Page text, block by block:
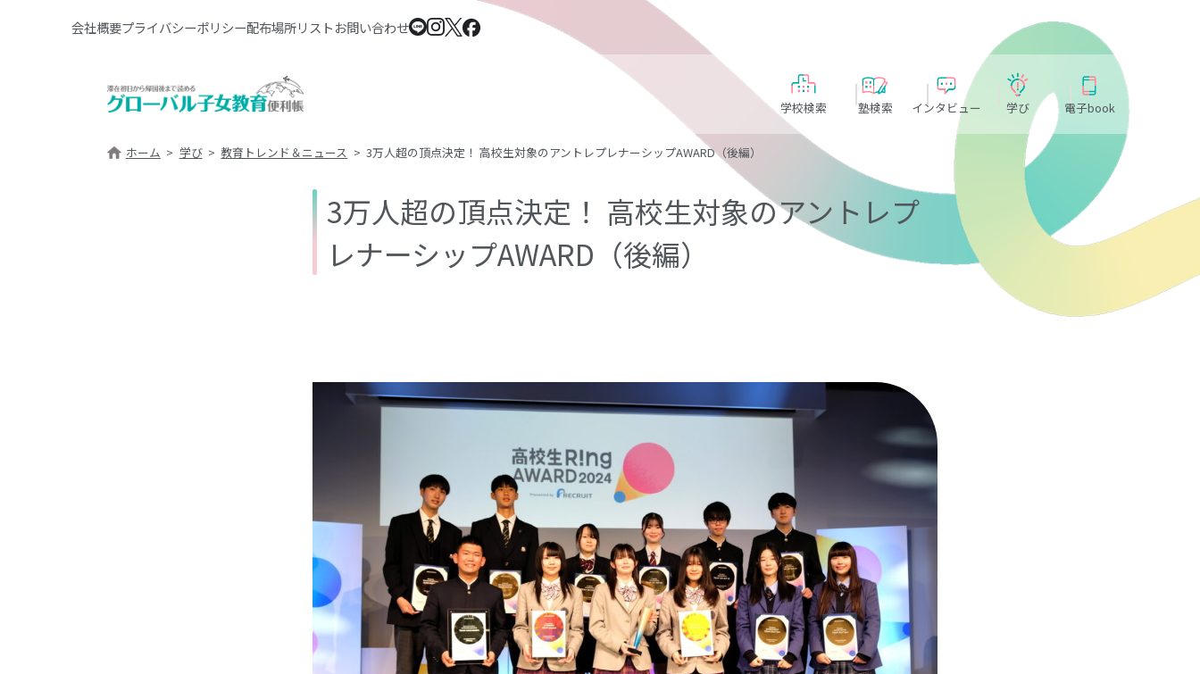
会社概要プライバシーポリシー配布場所リストお問い合わせ
学校検索 塾検索 インタビュー 学び 電子book
ホーム 学び 教育トレンド＆ニュース 3万人超の頂点決定！ 高校生対象のアントレプレナーシップAWARD（後編）
3万人超の頂点決定！ 高校生対象のアントレプ
レナーシップAWARD（後編）